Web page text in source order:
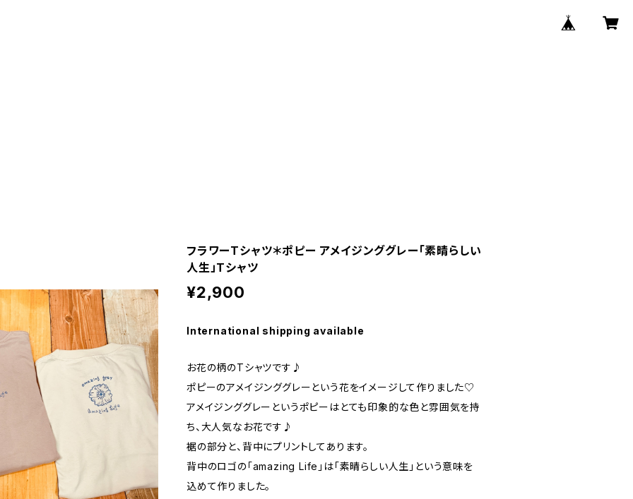
フラワーTシャツ＊ポピー アメイジンググレー「素晴らしい
人生」Tシャツ
¥2,900
International shipping available
お花の柄のTシャツです♪
ポピーのアメイジンググレーという花をイメージして作りました♡
アメイジンググレーというポピーはとても印象的な色と雰囲気を持
ち、大人気なお花です♪
裾の部分と、背中にプリントしてあります。
背中のロゴの「amazing Life」は「素晴らしい人生」という意味を
込めて作りました。